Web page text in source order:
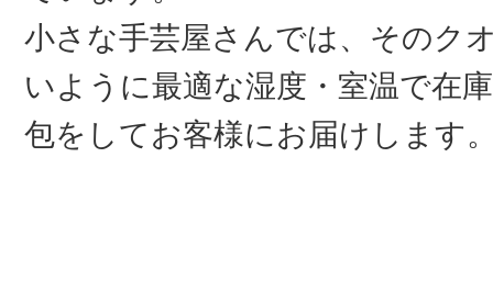
小さな手芸屋さんでは、そのク
いように最適な湿度・室温で在
包をしてお客様にお届けします